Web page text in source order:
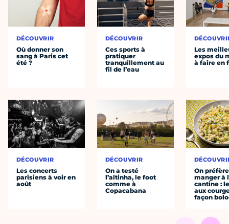
DÉCOUVRIR
Où donner son
sang à Paris cet
été ?
DÉCOUVRIR
Les concerts
parisiens à voir en
août
DÉCOUVRIR
Ces sports à
pratiquer
tranquillement au
fil de l’eau
DÉCOUVRIR
On a testé
l’altinha, le foot
comme à
Copacabana
Les
expos du
à faire en
On préfère
manger à
cantine :
aux
façon